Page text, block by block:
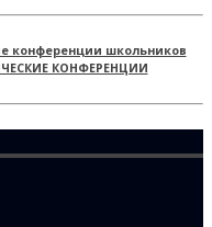
КОНФЕРЕНЦИИ